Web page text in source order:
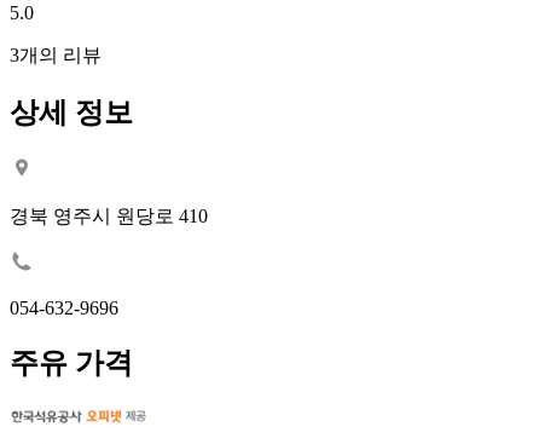
5.0
3개의 리뷰
상세 정보
경북 영주시 원당로 410
054-632-9696
주유 가격